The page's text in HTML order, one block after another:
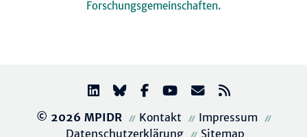
Forschungsgemeinschaften.
© 2026 MPIDR Kontakt
Impressum
Datenschutzerklärung
Sitemap